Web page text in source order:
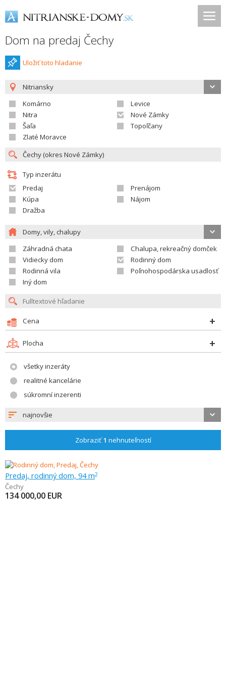
Dom na predaj Čechy
Uložiť toto hladanie
Nitriansky
Komárno
Levice
Nitra
Nové Zámky
Šaľa
Topoľčany
Zlaté Moravce
Typ inzerátu
Predaj
Prenájom
Kúpa
Nájom
Dražba
Domy, vily, chalupy
Záhradná chata
Chalupa, rekreačný domček
Vidiecky dom
Rodinný dom
Rodinná vila
Poľnohospodárska usadlosť
Iný dom
Cena
Plocha
všetky inzeráty
realitné kancelárie
súkromní inzerenti
najnovšie
Zobraziť1 nehnuteľností
Predaj, rodinný dom, 94 m2
Čechy
134 000,00 EUR